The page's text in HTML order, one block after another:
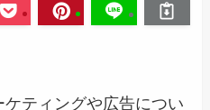
ティングや広告につい